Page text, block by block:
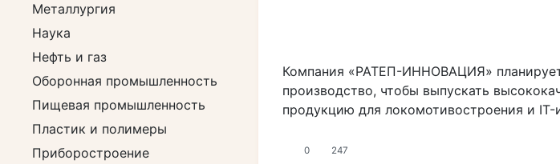
Компания «РАТЕП-ИННОВАЦИЯ»
производство, чтобы выпускать
продукцию для локомотивостроения и IT-
0 247
Металлургия
Наука
Нефть и газ
Оборонная промышленность
Пищевая промышленность
Пластик и полимеры
Приборостроение